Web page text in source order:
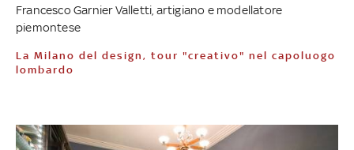
Francesco Garnier Valletti, artigiano e modellatore
piemontese
La Milano del design, tour "creativo" nel capoluogo
lombardo